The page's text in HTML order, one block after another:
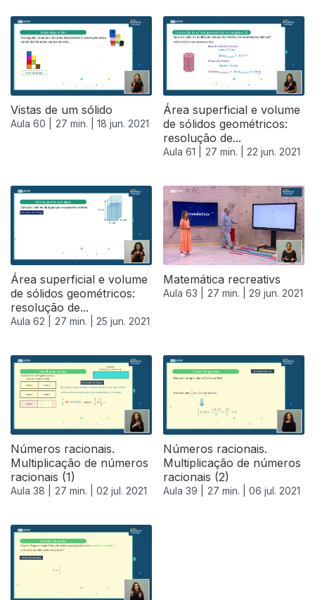
Vistas de um sólido
Aula 60 | 27 min. | 18 jun. 2021
Área superficial e volume
de sólidos geométricos:
resolução de...
Aula 61 | 27 min. | 22 jun. 2021
Área superficial e volume
de sólidos geométricos:
resolução de...
Aula 62 | 27 min. | 25 jun. 2021
Matemática recreativs
Aula 63 | 27 min. | 29 jun. 2021
Números racionais.
Multiplicação de números
racionais (1)
Aula 38 | 27 min. | 02 jul. 2021
Números racionais.
Multiplicação de números
racionais (2)
Aula 39 | 27 min. | 06 jul. 2021
556626